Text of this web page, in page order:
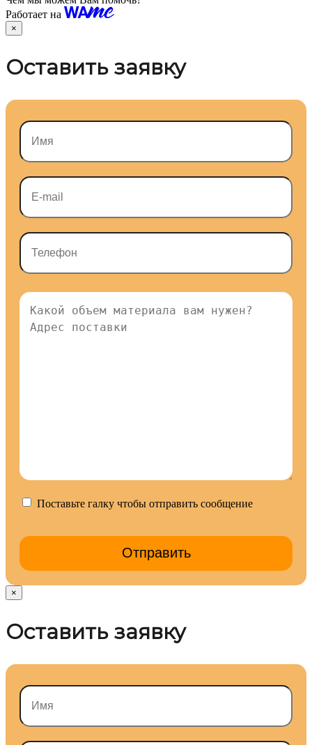
Работает на
×
Оставить заявку
Поставьте галку чтобы отправить сообщение
×
Оставить заявку